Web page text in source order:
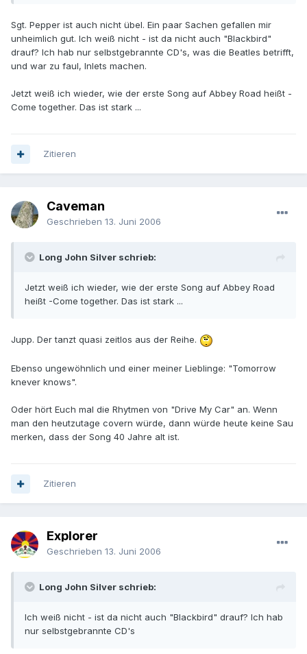
Sgt. Pepper ist auch nicht übel. Ein paar Sachen gefallen mir
unheimlich gut. Ich weiß nicht - ist da nicht auch "Blackbird"
drauf? Ich hab nur selbstgebrannte CD's, was die Beatles betrifft,
und war zu faul, Inlets machen.
Jetzt weiß ich wieder, wie der erste Song auf Abbey Road heißt -
Come together. Das ist stark ...
Zitieren
Caveman
Geschrieben 13. Juni 2006
Long John Silver schrieb:
Jetzt weiß ich wieder, wie der erste Song auf Abbey Road
heißt -Come together. Das ist stark ...
Jupp. Der tanzt quasi zeitlos aus der Reihe.
Ebenso ungewöhnlich und einer meiner Lieblinge: "Tomorrow
knever knows".
Oder hört Euch mal die Rhytmen von "Drive My Car" an. Wenn
man den heutzutage covern würde, dann würde heute keine Sau
merken, dass der Song 40 Jahre alt ist.
Zitieren
Explorer
Geschrieben 13. Juni 2006
Long John Silver schrieb:
Ich weiß nicht - ist da nicht auch "Blackbird" drauf? Ich hab
nur selbstgebrannte CD's